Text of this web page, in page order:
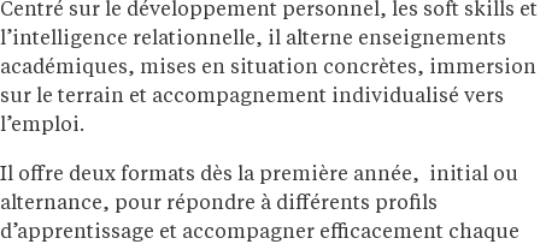
Centré sur le développement personnel, les soft skills et
l’intelligence relationnelle, il alterne enseignements
académiques, mises en situation concrètes, immersion
sur le terrain et accompagnement individualisé vers
l’emploi.
Il offre deux formats dès la première année, initial ou
alternance, pour répondre à différents profils
d’apprentissage et accompagner efficacement chaque